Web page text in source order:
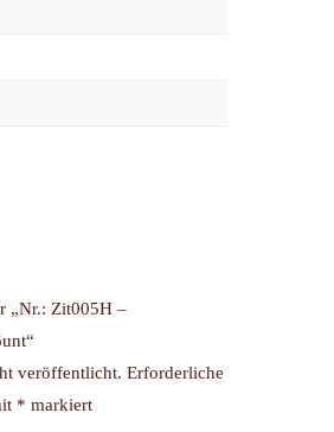
„Nr.: Zit005H –
veröffentlicht. Erforderliche
* markiert